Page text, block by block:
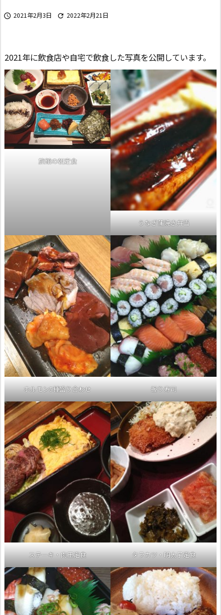
 2021年2月3日  2022年2月21日
2021年に飲食店や自宅で飲食した写真を公開しています。
旅館の朝定食
うなぎ蒲焼き弁当
ホルモン5種盛り合わせ 握り寿司
ステーキ・肉玉定食 タラカツ・明太子定食